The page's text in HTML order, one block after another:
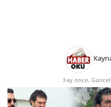
3 ay önce,